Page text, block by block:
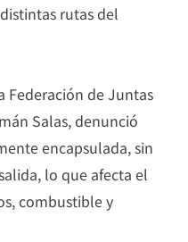
rutas del
Federación de Juntas
Salas, denunció
encapsulada, sin
lo que afecta el
combustible y